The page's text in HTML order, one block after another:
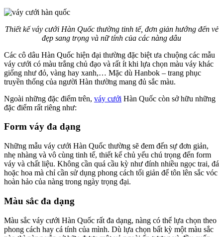
Thiết kế váy cưới Hàn Quốc thường tinh tế, đơn giản hướng đến vẻ
đẹp sang trọng và nữ tính của các nàng dâu
Các cô dâu Hàn Quốc hiện đại thường đặc biệt ưa chuộng các mẫu
váy cưới có màu trắng chủ đạo và rất ít khi lựa chọn màu váy khác
giống như đỏ, vàng hay xanh,… Mặc dù Hanbok – trang phục
truyền thống của người Hàn thường mang đủ sắc màu.
Ngoài những đặc điểm trên, váy cưới Hàn Quốc còn sở hữu những
đặc điểm rất riêng như:
Form váy đa dạng
Những mẫu váy cưới Hàn Quốc thường sẽ đem đến sự đơn giản,
nhẹ nhàng và vô cùng tinh tế, thiết kế chủ yếu chú trọng đến form
váy và chất liệu. Không cần quá cầu kỳ như đính nhiều ngọc trai, đá
hoặc hoa mà chỉ cần sử dụng phong cách tối giản để tôn lên sắc vóc
hoàn hảo của nàng trong ngày trọng đại.
Màu sắc đa dạng
Màu sắc váy cưới Hàn Quốc rất đa dạng, nàng có thể lựa chọn theo
phong cách hay cá tính của mình. Dù lựa chọn bất kỳ một màu sắc